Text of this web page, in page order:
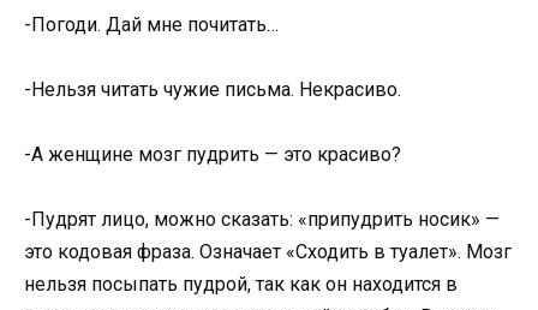
-Погоди. Дай мне почитать…
-Нельзя читать чужие письма. Некрасиво.
-А женщине мозг пудрить — это красиво?
-Пудрят лицо, можно сказать: «припудрить носик» —
это кодовая фраза. Означает «Сходить в туалет». Мозг
нельзя посыпать пудрой, так как он находится в